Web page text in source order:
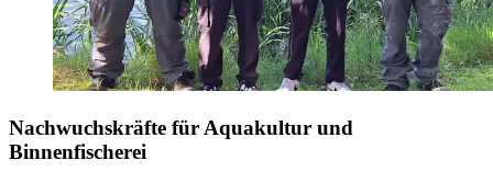
Nachwuchskräfte für Aquakultur und
Binnenfischerei